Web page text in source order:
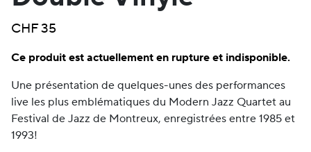
CHF35
Ce produit est actuellement en rupture et indisponible.
Une présentation de quelques-unes des performances
live les plus emblématiques du Modern Jazz Quartet au
Festival de Jazz de Montreux, enregistrées entre 1985 et
1993!